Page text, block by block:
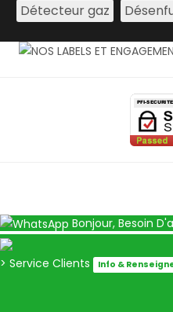
Détecteur gaz
Bonjour, Besoin
> Service Clients Info &